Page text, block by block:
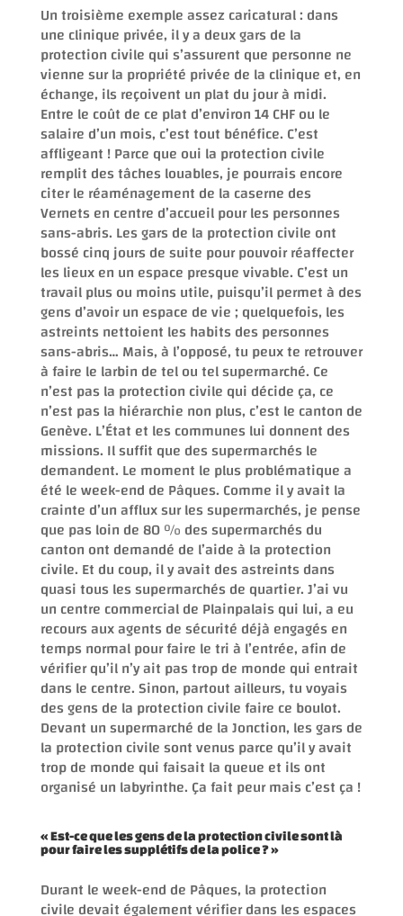
Un troisième exemple assez caricatural : dans
une clinique privée, il y a deux gars de la
protection civile qui s’assurent que personne ne
vienne sur la propriété privée de la clinique et, en
échange, ils reçoivent un plat du jour à midi.
Entre le coût de ce plat d’environ 14 CHF ou le
salaire d’un mois, c’est tout bénéfice. C’est
affligeant ! Parce que oui la protection civile
remplit des tâches louables, je pourrais encore
citer le réaménagement de la caserne des
Vernets en centre d’accueil pour les personnes
sans-abris. Les gars de la protection civile ont
bossé cinq jours de suite pour pouvoir réaffecter
les lieux en un espace presque vivable. C’est un
travail plus ou moins utile, puisqu’il permet à des
gens d’avoir un espace de vie ; quelquefois, les
astreints nettoient les habits des personnes
sans-abris… Mais, à l’opposé, tu peux te retrouver
à faire le larbin de tel ou tel supermarché. Ce
n’est pas la protection civile qui décide ça, ce
n’est pas la hiérarchie non plus, c’est le canton de
Genève. L’État et les communes lui donnent des
missions. Il suffit que des supermarchés le
demandent. Le moment le plus problématique a
été le week-end de Pâques. Comme il y avait la
crainte d’un afflux sur les supermarchés, je pense
que pas loin de 80 % des supermarchés du
canton ont demandé de l’aide à la protection
civile. Et du coup, il y avait des astreints dans
quasi tous les supermarchés de quartier. J’ai vu
un centre commercial de Plainpalais qui lui, a eu
recours aux agents de sécurité déjà engagés en
temps normal pour faire le tri à l’entrée, afin de
vérifier qu’il n’y ait pas trop de monde qui entrait
dans le centre. Sinon, partout ailleurs, tu voyais
des gens de la protection civile faire ce boulot.
Devant un supermarché de la Jonction, les gars de
la protection civile sont venus parce qu’il y avait
trop de monde qui faisait la queue et ils ont
organisé un labyrinthe. Ça fait peur mais c’est ça !
« Est-ce que les gens de la protection civile sont là
pour faire les supplétifs de la police ? »
Durant le week-end de Pâques, la protection
civile devait également vérifier dans les espaces